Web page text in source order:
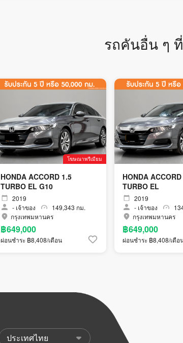
รถคันอื่น ๆ
โฆษณาพรีเมียม
HONDA ACCORD 1.5
TURBO EL G10
2019
- เจ้าของ
149,343 กม.
กรุงเทพมหานคร
฿649,000
ผ่อนชำระ ฿8,408/เดือน
HONDA
TURBO EL
2019
- เจ้าของ
กรุงเทพมหานคร
฿649,000
ผ่อนชำระ ฿8,408/เดือ